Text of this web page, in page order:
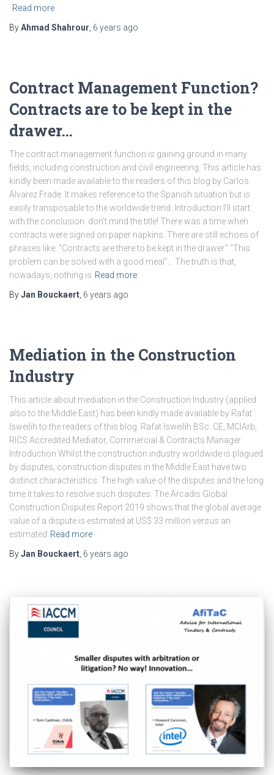
Read more
ByAhmad Shahrour 6 years ago
Contract Management Function?
Contracts are to be kept in the
drawer…
The contract management function is gaining ground in many
fields, including construction and civil engineering. This article has
kindly been made available to the readers of this blog by Carlos
Álvarez Frade. It makes reference to the Spanish situation but is
easily transposable to the worldwide trend. Introduction I’ll start
with the conclusion: don’t mind the title! There was a time when
contracts were signed on paper napkins. There are still echoes of
phrases like: “Contracts are there to be kept in the drawer.” “This
problem can be solved with a good meal”… The truth is that,
nowadays, nothing is Read more
ByJan Bouckaert 6 years ago
Mediation in the Construction
Industry
This article about mediation in the Construction Industry (applied
also to the Middle East) has been kindly made available by Rafat
Isweilih to the readers of this blog. Rafat Isweilih BSc. CE, MCIArb,
RICS Accredited Mediator, Commercial & Contracts Manager
Introduction Whilst the construction industry worldwide is plagued
by disputes, construction disputes in the Middle East have two
distinct characteristics. The high value of the disputes and the long
time it takes to resolve such disputes. The Arcadis Global
Construction Disputes Report 2019 shows that the global average
value of a dispute is estimated at US$ 33 million versus an
estimated Read more
ByJan Bouckaert 6 years ago